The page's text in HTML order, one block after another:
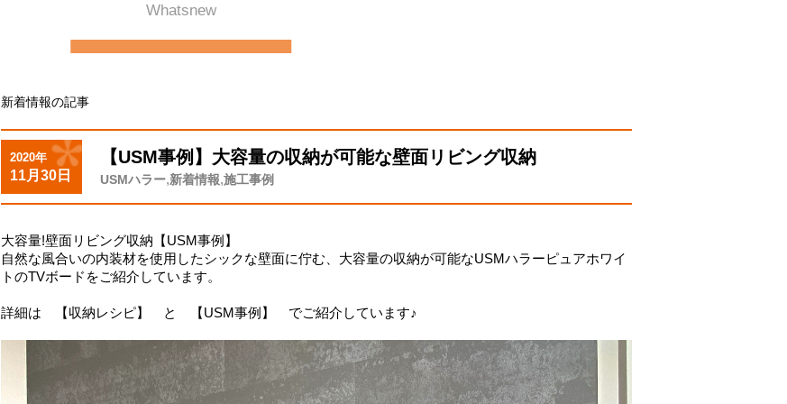
Whatsnew
新着情報の記事
2020年
11月30日
【USM事例】大容量の収納が可能な壁面リビング収納
USMハラー,新着情報,施工事例
大容量!壁面リビング収納【USM事例】
自然な風合いの内装材を使用したシックな壁面に佇む、大容量の収納が可能なUSMハラーピュアホワイ
トのTVボードをご紹介しています。
詳細は 【収納レシピ】 と 【USM事例】 でご紹介しています♪